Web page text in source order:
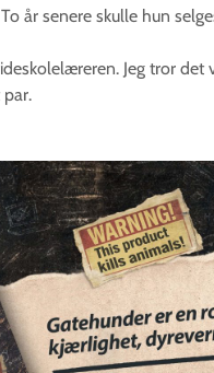
år senere skulle hun
Jeg tror det